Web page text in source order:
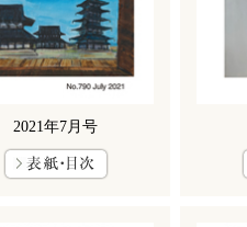
2021年7月号